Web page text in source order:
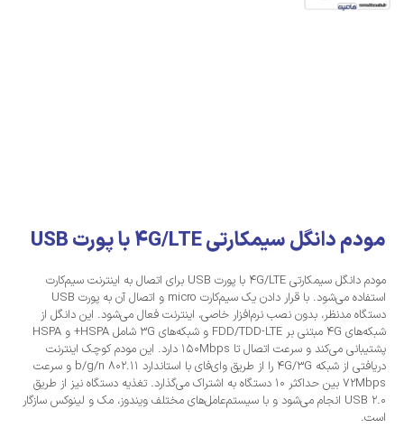
مودم دانگل سیمکارتی 4G/LTE با پورت USB
مودم دانگل سیمکارتی 4G/LTE با پورت USB برای اتصال به اینترنت سیم‌کارت
استفاده می‌شود. با قرار دادن یک سیم‌کارت micro و اتصال آن به پورت USB
دستگاه مدنظر، بدون نصب نرم‌افزار خاصی، اینترنت فعال می‌شود. این دانگل از
شبکه‌های 4G مبتنی بر FDD/TDD-LTE و شبکه‌های 3G شامل HSPA+ و HSPA
پشتیبانی می‌کند و سرعت اتصال تا 150Mbps دارد. این مودم کوچک اینترنت
دریافتی از شبکه 4G/3G را از طریق وای‌فای با استاندارد 802.11 b/g/n و سرعت
72Mbps بین حداکثر 10 دستگاه به اشتراک می‌گذارد. تغذیه دستگاه نیز از طریق
USB 2.0 انجام می‌شود و با سیستم‌عامل‌های مختلف ویندوز، مک و لینوکس سازگار
است.